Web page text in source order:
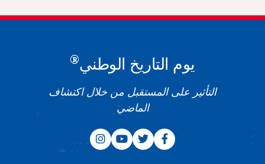
يوم التاريخ الوطني®
التأثير على المستقبل من خلال اكتشاف
الماضي